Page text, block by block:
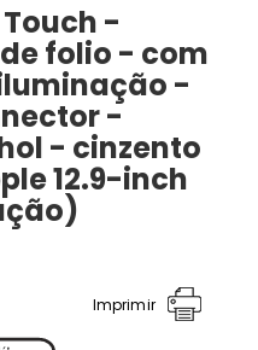
-
folio - com
-
-
- cinzento
12.9-inch
Imprimir